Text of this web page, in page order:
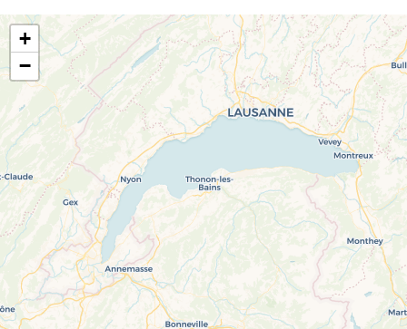
Environnement
Campagne
Pieds dans l'eau
Ski aux pieds
Urbain
Vue dégagée
Vue jet d'eau
Vue Jura
Vue lac
Vue Mont-Blanc
Vue Salève
+
−